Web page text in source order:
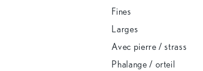
Fines
Larges
Avec pierre / strass
Phalange / orteil